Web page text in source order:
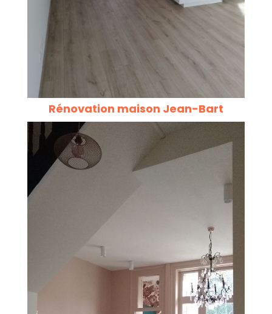
Rénovation maison Jean-Bart